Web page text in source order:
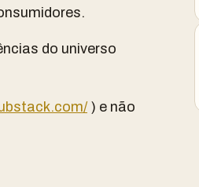
do universo
) e não